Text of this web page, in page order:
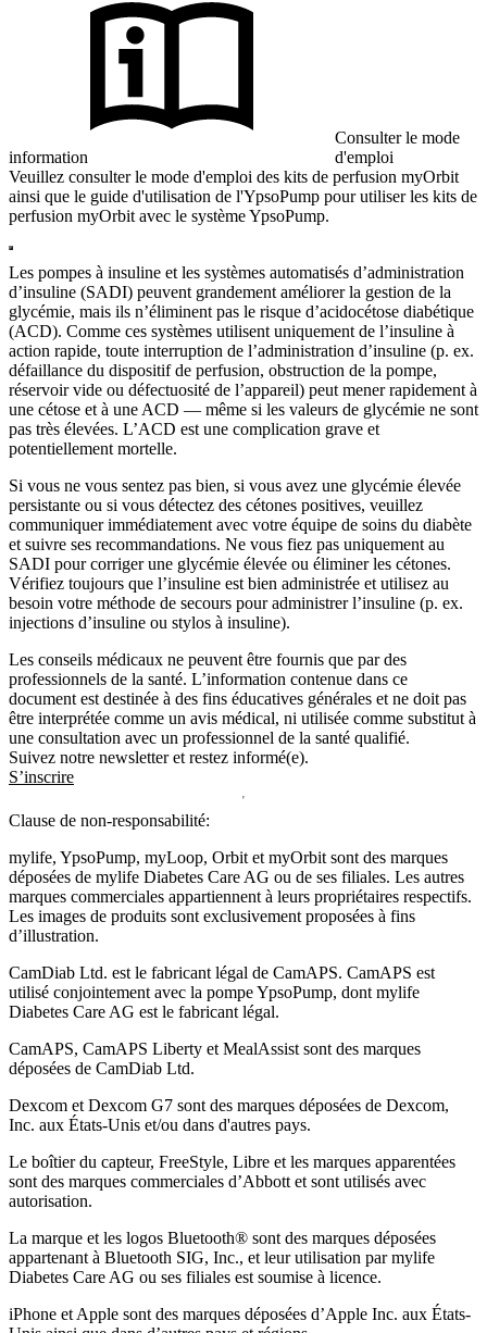
information
Consulter le mode
d'emploi
Veuillez consulter le mode d'emploi des kits de perfusion myOrbit
ainsi que le guide d'utilisation de l'YpsoPump pour utiliser les kits de
perfusion myOrbit avec le système YpsoPump.
Les pompes à insuline et les systèmes automatisés d’administration
d’insuline (SADI) peuvent grandement améliorer la gestion de la
glycémie, mais ils n’éliminent pas le risque d’acidocétose diabétique
(ACD). Comme ces systèmes utilisent uniquement de l’insuline à
action rapide, toute interruption de l’administration d’insuline (p. ex.
défaillance du dispositif de perfusion, obstruction de la pompe,
réservoir vide ou défectuosité de l’appareil) peut mener rapidement à
une cétose et à une ACD — même si les valeurs de glycémie ne sont
pas très élevées. L’ACD est une complication grave et
potentiellement mortelle.
Si vous ne vous sentez pas bien, si vous avez une glycémie élevée
persistante ou si vous détectez des cétones positives, veuillez
communiquer immédiatement avec votre équipe de soins du diabète
et suivre ses recommandations. Ne vous fiez pas uniquement au
SADI pour corriger une glycémie élevée ou éliminer les cétones.
Vérifiez toujours que l’insuline est bien administrée et utilisez au
besoin votre méthode de secours pour administrer l’insuline (p. ex.
injections d’insuline ou stylos à insuline).
Les conseils médicaux ne peuvent être fournis que par des
professionnels de la santé. L’information contenue dans ce
document est destinée à des fins éducatives générales et ne doit pas
être interprétée comme un avis médical, ni utilisée comme substitut à
une consultation avec un professionnel de la santé qualifié.
Suivez notre newsletter et restez informé(e).
S’inscrire
Clause de non-responsabilité:
mylife, YpsoPump, myLoop, Orbit et myOrbit sont des marques
déposées de mylife Diabetes Care AG ou de ses filiales. Les autres
marques commerciales appartiennent à leurs propriétaires respectifs.
Les images de produits sont exclusivement proposées à fins
d’illustration.
CamDiab Ltd. est le fabricant légal de CamAPS. CamAPS est
utilisé conjointement avec la pompe YpsoPump, dont mylife
Diabetes Care AG est le fabricant légal.
CamAPS, CamAPS Liberty et MealAssist sont des marques
déposées de CamDiab Ltd.
Dexcom et Dexcom G7 sont des marques déposées de Dexcom,
Inc. aux États-Unis et/ou dans d'autres pays.
Le boîtier du capteur, FreeStyle, Libre et les marques apparentées
sont des marques commerciales d’Abbott et sont utilisés avec
autorisation.
La marque et les logos Bluetooth® sont des marques déposées
appartenant à Bluetooth SIG, Inc., et leur utilisation par mylife
Diabetes Care AG ou ses filiales est soumise à licence.
iPhone et Apple sont des marques déposées d’Apple Inc. aux États-